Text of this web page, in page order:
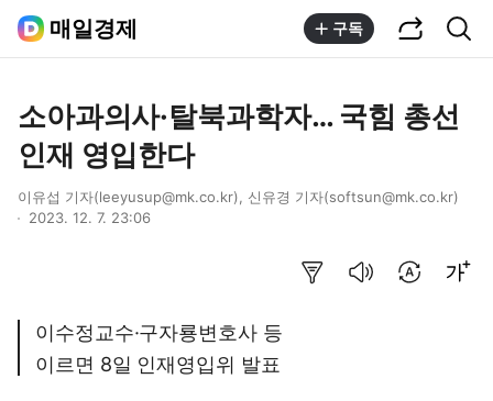
매일경제 구독
소아과의사·탈북과학자… 국힘 총선
인재 영입한다
이유섭 기자(leeyusup@mk.co.kr), 신유경 기자(softsun@mk.co.kr)
2023. 12. 7. 23:06
이수정교수·구자룡변호사 등
이르면 8일 인재영입위 발표